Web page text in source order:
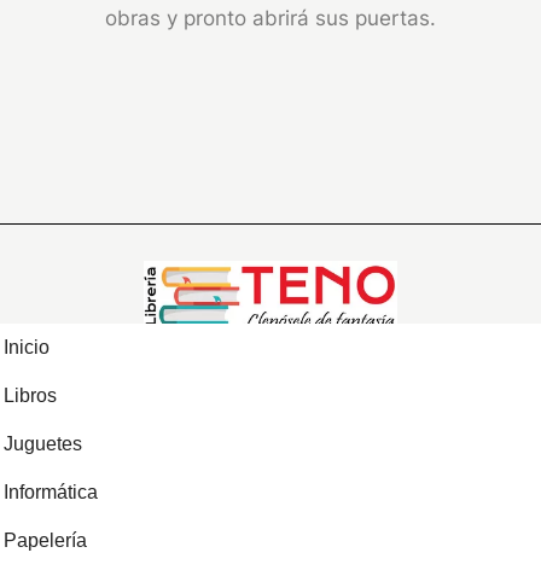
obras y pronto abrirá sus puertas.
Inicio
Libros
Juguetes
Informática
Papelería